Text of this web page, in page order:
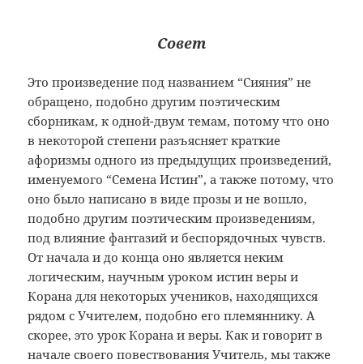
Совет
Это произведение под названием “Сияния” не
обращено, подобно другим поэтическим
сборникам, к одной-двум темам, потому что оно
в некоторой степени разъясняет краткие
афоризмы одного из предыдущих произведений,
именуемого “Семена Истин”, а также потому, что
оно было написано в виде прозы и не вошло,
подобно другим поэтическим произведениям,
под влияние фантазий и беспорядочных чувств.
От начала и до конца оно является неким
логическим, научным уроком истин веры и
Корана для некоторых учеников, находящихся
рядом с Учителем, подобно его племяннику. А
скорее, это урок Корана и веры. Как и говорит в
начале своего повествования Учитель, мы также